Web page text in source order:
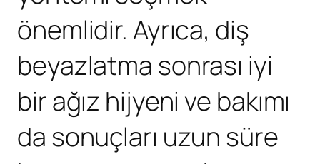
önemlidir. Ayrıca, diş
beyazlatma sonrası iyi
bir ağız hijyeni ve bakımı
da sonuçları uzun süre